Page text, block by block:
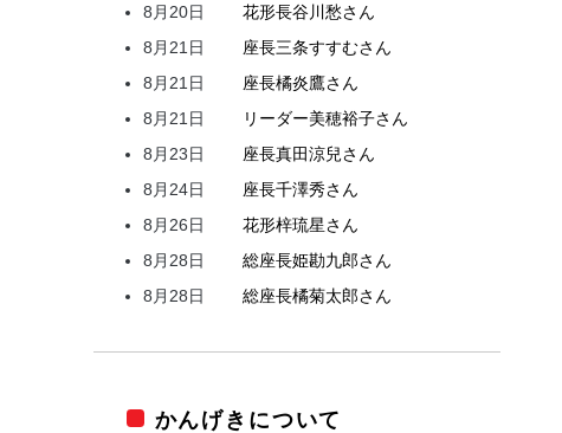
8月20日
花形長谷川 愁さん
8月21日
座長三条すすむさん
8月21日
座長橘炎鷹さん
8月21日
リーダー美穂裕子さん
8月23日
座長真田涼兒さん
8月24日
座長千澤秀さん
8月26日
花形梓琉星さん
8月28日
総座長姫勘九郎さん
8月28日
総座長橘菊太郎さん
かんげきについて